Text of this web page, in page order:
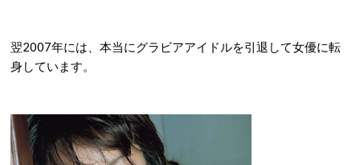
翌2007年には、本当にグラビアアイドルを引退して女優に転
身しています。